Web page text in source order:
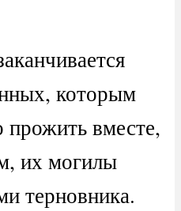
которым
вместе,
их могилы
терновника.